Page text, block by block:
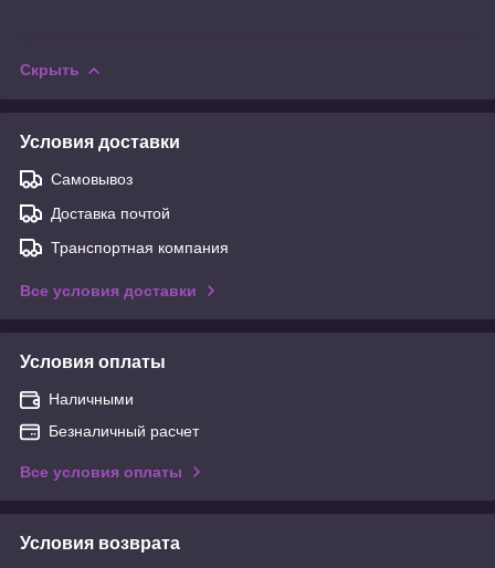
Скрыть
Условия доставки
Самовывоз
Доставка почтой
Транспортная компания
Все условия доставки
Условия оплаты
Наличными
Безналичный расчет
Все условия оплаты
Условия возврата